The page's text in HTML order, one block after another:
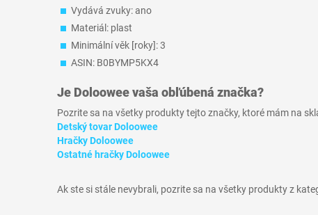
Vydává zvuky: ano
Materiál: plast
Minimální věk [roky]: 3
ASIN: B0BYMP5KX4
Je Dolooweevaša obľúbená značka?
Pozrite sa na všetky produkty tejto značky, ktoré mám na
Detský tovar Doloowee
Hračky Doloowee
Ostatné hračky Doloowee
Ak ste si stále nevybrali, pozrite sa na všetky produkty z